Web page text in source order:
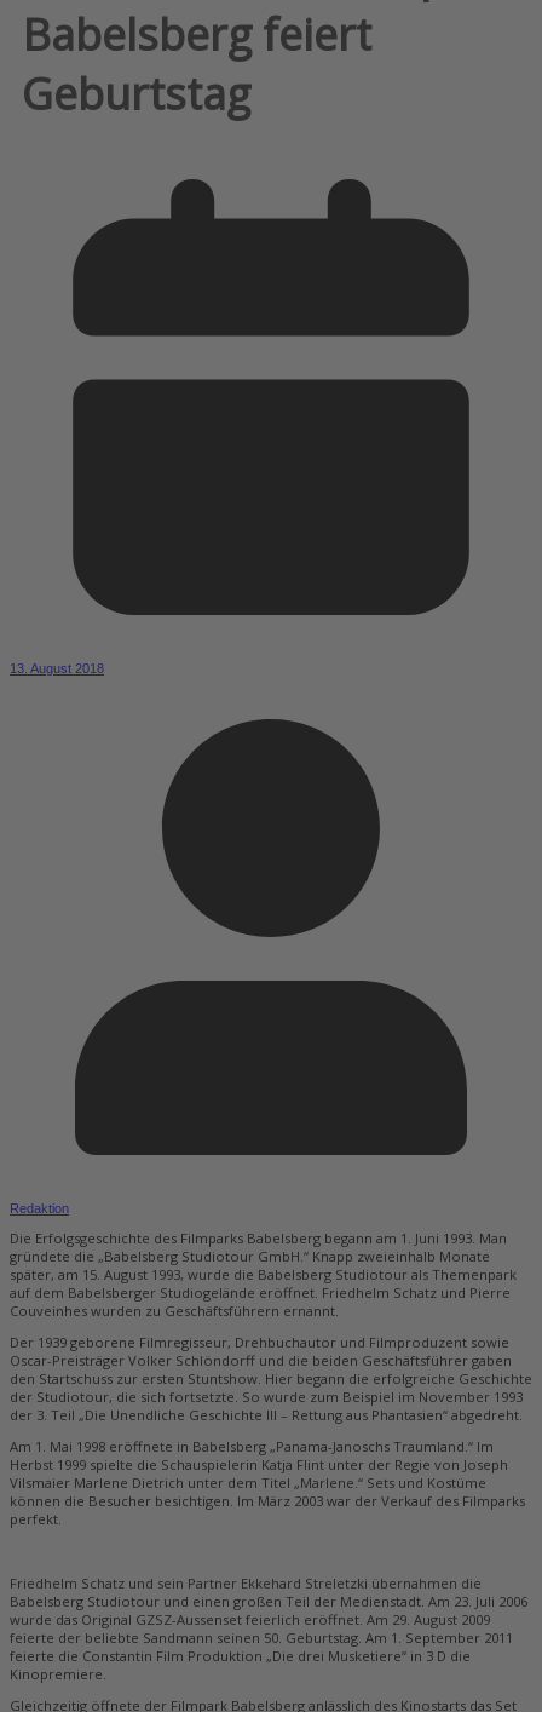
Babelsberg feiert
Geburtstag
13. August 2018
Redaktion
Die Erfolgsgeschichte des Filmparks Babelsberg begann am 1. Juni 1993. Man
gründete die „Babelsberg Studiotour GmbH.“ Knapp zweieinhalb Monate
später, am 15. August 1993, wurde die Babelsberg Studiotour als Themenpark
auf dem Babelsberger Studiogelände eröffnet. Friedhelm Schatz und Pierre
Couveinhes wurden zu Geschäftsführern ernannt.
Der 1939 geborene Filmregisseur, Drehbuchautor und Filmproduzent sowie
Oscar-Preisträger Volker Schlöndorff und die beiden Geschäftsführer gaben
den Startschuss zur ersten Stuntshow. Hier begann die erfolgreiche Geschichte
der Studiotour, die sich fortsetzte. So wurde zum Beispiel im November 1993
der 3. Teil „Die Unendliche Geschichte III – Rettung aus Phantasien“ abgedreht.
Am 1. Mai 1998 eröffnete in Babelsberg „Panama-Janoschs Traumland.“ Im
Herbst 1999 spielte die Schauspielerin Katja Flint unter der Regie von Joseph
Vilsmaier Marlene Dietrich unter dem Titel „Marlene.“ Sets und Kostüme
können die Besucher besichtigen. Im März 2003 war der Verkauf des Filmparks
perfekt.
Friedhelm Schatz und sein Partner Ekkehard Streletzki übernahmen die
Babelsberg Studiotour und einen großen Teil der Medienstadt. Am 23. Juli 2006
wurde das Original GZSZ-Aussenset feierlich eröffnet. Am 29. August 2009
feierte der beliebte Sandmann seinen 50. Geburtstag. Am 1. September 2011
feierte die Constantin Film Produktion „Die drei Musketiere“ in 3 D die
Kinopremiere.
Gleichzeitig öffnete der Filmpark Babelsberg anlässlich des Kinostarts das Set